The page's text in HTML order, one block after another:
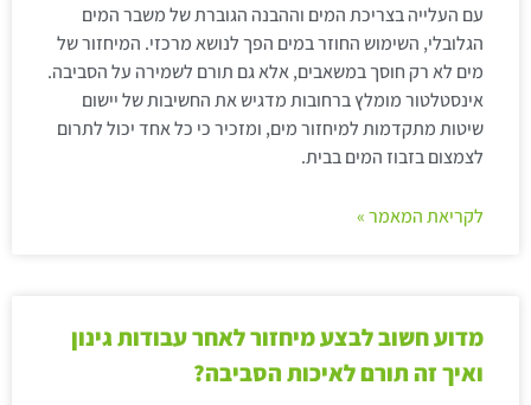
עם העלייה בצריכת המים וההבנה הגוברת של משבר המים
הגלובלי, השימוש החוזר במים הפך לנושא מרכזי. המיחזור של
מים לא רק חוסך במשאבים, אלא גם תורם לשמירה על הסביבה.
אינסטלטור מומלץ ברחובות מדגיש את החשיבות של יישום
שיטות מתקדמות למיחזור מים, ומזכיר כי כל אחד יכול לתרום
לצמצום בזבוז המים בבית.
לקריאת המאמר »
מדוע חשוב לבצע מיחזור לאחר עבודות גינון
ואיך זה תורם לאיכות הסביבה?